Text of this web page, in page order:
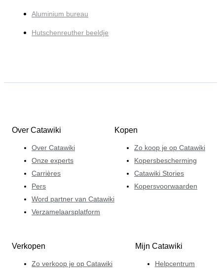
Aluminium bureau
Hutschenreuther beeldje
Over Catawiki
Over Catawiki
Onze experts
Carrières
Pers
Word partner van Catawiki
Verzamelaarsplatform
Kopen
Zo koop je op Catawiki
Kopersbescherming
Catawiki Stories
Kopersvoorwaarden
Verkopen
Zo verkoop je op Catawiki
Mijn Catawiki
Helpcentrum